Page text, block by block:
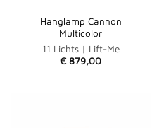
Hanglamp Cannon
Multicolor
11 Lichts | Lift-Me
€ 879,00